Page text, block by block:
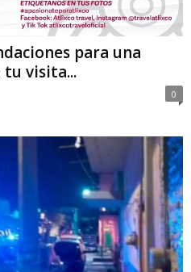
para una
tu visita...
0